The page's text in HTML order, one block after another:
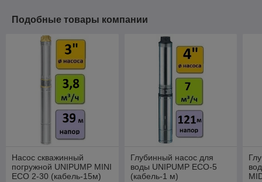
Подобные товары компании
Насос скважинный
погружной UNIPUMP MINI
ECO 2-30 (кабель-15м)
Глубинный насос для
воды UNIPUMP ECO-5
(кабель-1 м)